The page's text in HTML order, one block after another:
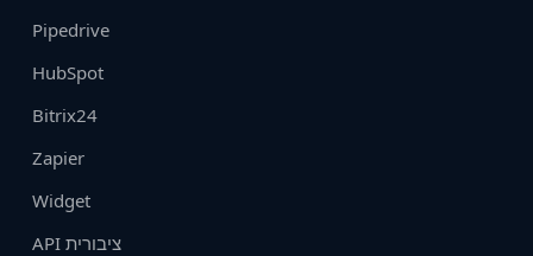
Pipedrive
HubSpot
Bitrix24
Zapier
Widget
API ציבורית